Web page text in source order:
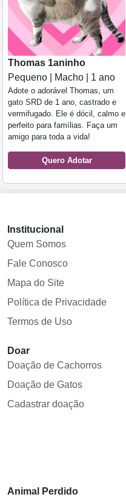
Thomas 1aninho
Pequeno | Macho | 1 ano
Adote o adorável Thomas, um
gato SRD de 1 ano, castrado e
vermifugado. Ele é dócil, calmo e
perfeito para famílias. Faça um
amigo para toda a vida!
Quero Adotar
Institucional
Quem Somos
Fale Conosco
Mapa do Site
Política de Privacidade
Termos de Uso
Doar
Doação de Cachorros
Doação de Gatos
Cadastrar doação
Animal Perdido